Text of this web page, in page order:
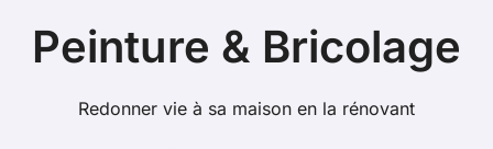
Peinture & Bricolage
Redonner vie à sa maison en la rénovant